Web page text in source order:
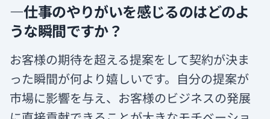
―仕事のやりがいを感じるのはどのよ
うな瞬間ですか？
お客様の期待を超える提案をして契約が決ま
った瞬間が何より嬉しいです。自分の提案が
市場に影響を与え、お客様のビジネスの発展